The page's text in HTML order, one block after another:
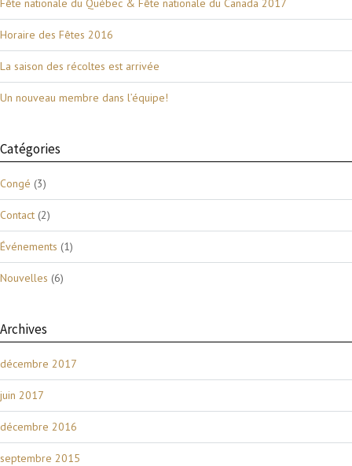
Horaire des Fêtes 2016
La saison des récoltes est arrivée
Un nouveau membre dans l’équipe!
Catégories
Congé (3)
Contact (2)
Événements (1)
Nouvelles (6)
Archives
décembre 2017
juin 2017
décembre 2016
septembre 2015